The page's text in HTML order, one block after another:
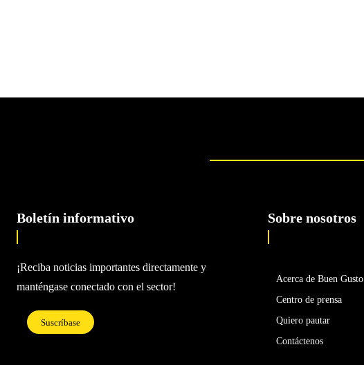
Boletín informativo
¡Reciba noticias importantes directamente y
manténgase conectado con el sector!
Suscríbase
Sobre nosotros
Acerca de Buen Gusto
Centro de prensa
Quiero pautar
Contáctenos